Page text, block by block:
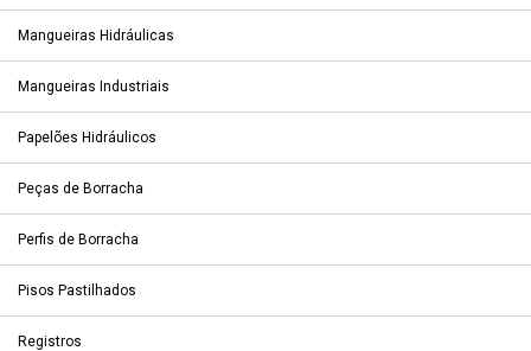
Mangueiras Hidráulicas
Mangueiras Industriais
Papelões Hidráulicos
Peças de Borracha
Perfis de Borracha
Pisos Pastilhados
Registros